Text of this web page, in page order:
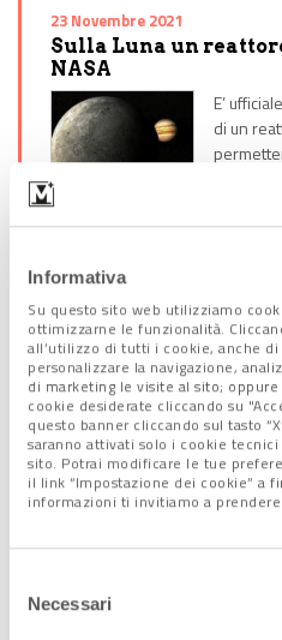
Informativa
Su questo sito web utilizziamo
ottimizzarne le funzionalità.
all’utilizzo di tutti i cookie, anche
personalizzare la navigazione,
di marketing le visite al sito;
cookie desiderate cliccando su
questo banner cliccando sul tasto
saranno attivati solo i cookie
sito. Potrai modificare le tue
il link “Impostazione dei cookie” a
informazioni ti invitiamo a
delNecessari
23 Novembre 2021
Sulla Luna un
NASA
E’
di un
Fusione nucleare: un
controlla il plasma
sempre
riuscire
tanti
q […]
2 Febbraio 2022
Gas e nucleare
un atto
"Clima"